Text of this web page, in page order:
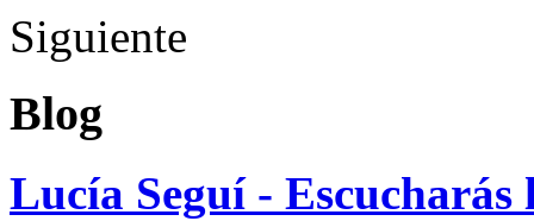
Siguiente
Blog
Lucía Seguí - Escucharás